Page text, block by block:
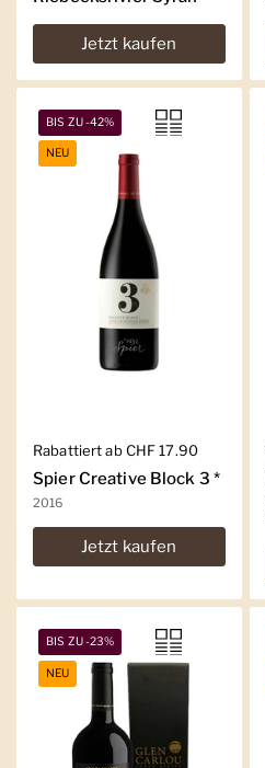
Jetzt kaufen
Regulärer Preis
Rabattiert ab CHF 17.90
Spier Creative Block 3 *
2016
Jetzt kaufen
BIS ZU -42%
NEU
BIS ZU -23%
NEU